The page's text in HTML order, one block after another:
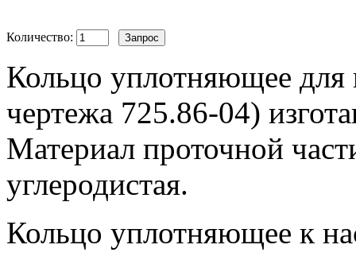
Количество:
Кольцо уплотняющее для
чертежа 725.86-04)
Материал проточной
углеродистая.
Кольцо уплотняющее к